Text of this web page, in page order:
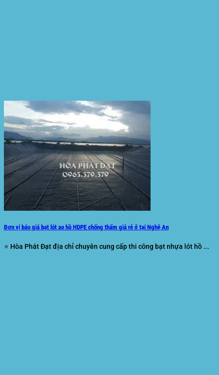
Đơn vị báo giá bạt lót ao hồ HDPE chống thấm giá rẻ ở tại Nghệ An
⭐ Hòa Phát Đạt địa chỉ chuyên cung cấp thi công bạt nhựa lót hồ ...